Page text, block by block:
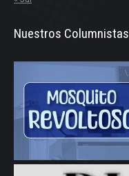
Nuestros Columnistas